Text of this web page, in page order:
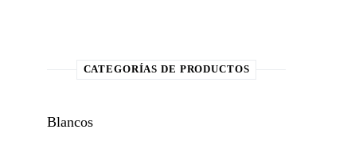
CATEGORÍAS DE PRODUCTOS
Blancos